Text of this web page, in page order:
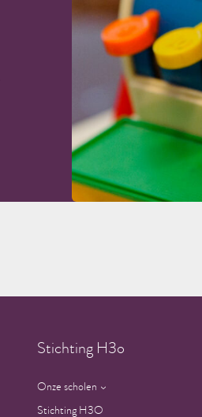
Stichting H3o
Onze scholen
Stichting H3O